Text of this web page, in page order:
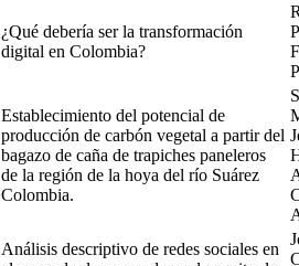
¿Qué debería ser la transformación
digital en Colombia?
Establecimiento del potencial de
producción de carbón vegetal a partir del
bagazo de caña de trapiches paneleros
de la región de la hoya del río Suárez
Colombia.
Análisis descriptivo de redes sociales en